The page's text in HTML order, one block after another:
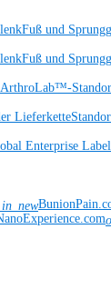
Fuß und
Fuß und
ArthroLab™-
Lieferkette
Enterprise